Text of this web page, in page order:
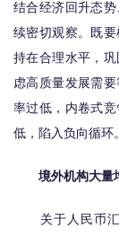
结合经济回升态
续密切观察。既
持在合理水平，
虑高质量发展需
率过低，内卷式
低，陷入负向循环。
境外机构大量
关于人民币汇